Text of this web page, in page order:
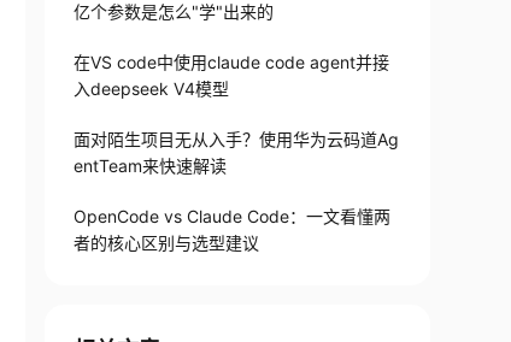
亿个参数是怎么"学"出来的
在VS code中使用claude code agent并接
入deepseek V4模型
面对陌生项目无从入手？使用华为云码道Ag
entTeam来快速解读
OpenCode vs Claude Code：一文看懂两
者的核心区别与选型建议